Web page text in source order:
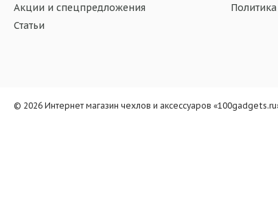
Акции и спецпредложения
Статьи
© 2026 Интернет магазин чехлов и аксессуаров